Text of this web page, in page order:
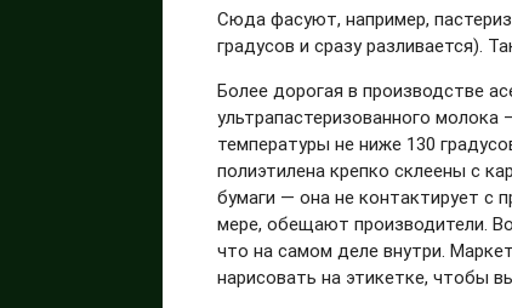
Сюда фасуют, например,
градусов и сразу разливается).
Более дорогая в производстве
ультрапастеризованного
температуры не ниже 130
полиэтилена крепко склеены с
бумаги — она не контактирует с
мере, обещают производители.
что на самом деле внутри.
нарисовать на этикетке, чтобы